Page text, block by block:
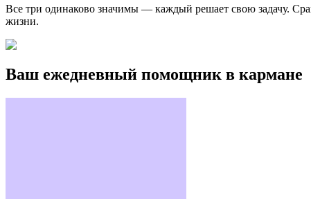
Все три одинаково значимы — каждый решает свою задачу.
жизни.
Ваш ежедневный помощник в кармане